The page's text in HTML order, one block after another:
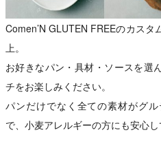
Comen’N GLUTEN FREEのカス
上。
お好きなパン・具材・ソースを選
チをお楽しみください。
パンだけでなく全ての素材がグ
で、小麦アレルギーの方にも安心し